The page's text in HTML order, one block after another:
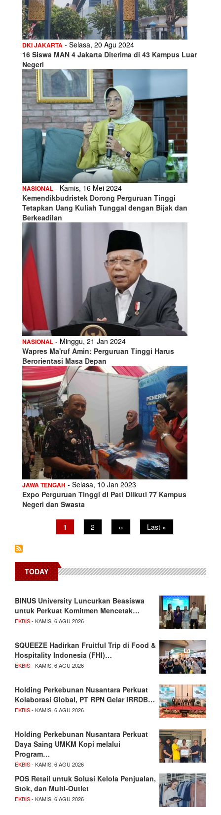
DKI JAKARTA - Selasa, 20 Agu 2024
16 Siswa MAN 4 Jakarta Diterima di 43 Kampus Luar
Negeri
NASIONAL - Kamis, 16 Mei 2024
Kemendikbudristek Dorong Perguruan Tinggi
Tetapkan Uang Kuliah Tunggal dengan Bijak dan
Berkeadilan
NASIONAL - Minggu, 21 Jan 2024
Wapres Ma'ruf Amin: Perguruan Tinggi Harus
Berorientasi Masa Depan
JAWA TENGAH - Selasa, 10 Jan 2023
Expo Perguruan Tinggi di Pati Diikuti 77 Kampus
Negeri dan Swasta
Current
page
1 Page
2
Next
page
››
Last
page
Last »
TODAY
BINUS University Luncurkan Beasiswa
untuk Perkuat Komitmen Mencetak…
EKBIS- KAMIS, 6 AGU 2026
SQUEEZE Hadirkan Fruitful Trip di Food &
Hospitality Indonesia (FHI)…
EKBIS- KAMIS, 6 AGU 2026
Holding Perkebunan Nusantara Perkuat
Kolaborasi Global, PT RPN Gelar IRRDB…
EKBIS- KAMIS, 6 AGU 2026
Holding Perkebunan Nusantara Perkuat
Daya Saing UMKM Kopi melalui
Program…
EKBIS- KAMIS, 6 AGU 2026
POS Retail untuk Solusi Kelola Penjualan,
Stok, dan Multi-Outlet
EKBIS- KAMIS, 6 AGU 2026